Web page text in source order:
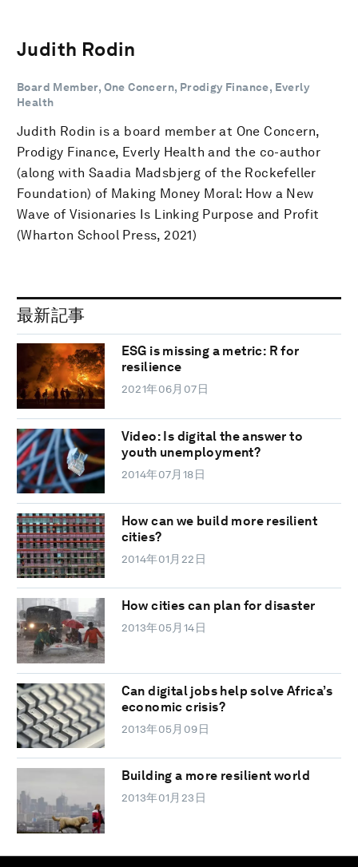
Judith Rodin
Board Member, One Concern, Prodigy Finance, Everly
Health
Judith Rodin is a board member at One Concern,
Prodigy Finance, Everly Health and the co-author
(along with Saadia Madsbjerg of the Rockefeller
Foundation) of Making Money Moral: How a New
Wave of Visionaries Is Linking Purpose and Profit
(Wharton School Press, 2021)
最新記事
ESG is missing a metric: R for
resilience
2021年06月07日
Video: Is digital the answer to
youth unemployment?
2014年07月18日
How can we build more resilient
cities?
2014年01月22日
How cities can plan for disaster
2013年05月14日
Can digital jobs help solve Africa’s
economic crisis?
2013年05月09日
Building a more resilient world
2013年01月23日